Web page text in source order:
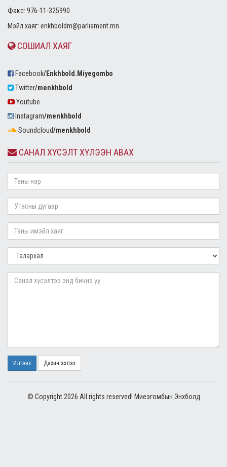
Факс: 976-11-325990
Mэйл хаяг: enkhboldm@parliament.mn
СОШИАЛ ХАЯГ
Facebook/Enkhbold.Miyegombo
Twitter/menkhbold
Youtube
Instagram/menkhbold
Soundcloud/menkhbold
САНАЛ ХҮСЭЛТ ХҮЛЭЭН АВАХ
Илгээх Дахин эхлэх
© Copyright 2026 All rights reserved! Миеэгомбын Энхболд